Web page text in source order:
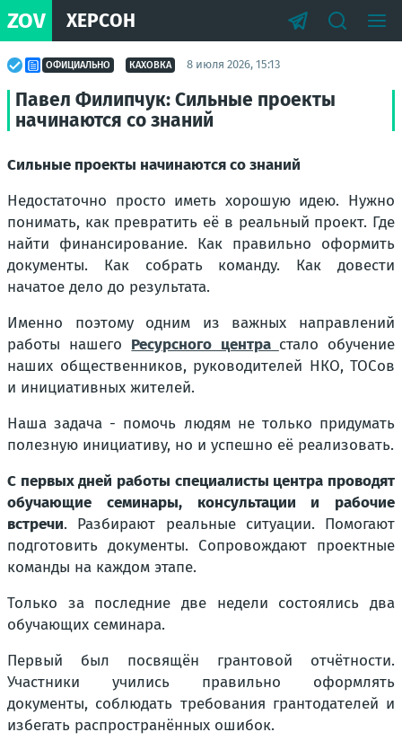
ZOV ХЕРСОН
ОФИЦИАЛЬНО КАХОВКА 8 июля 2026, 15:13
Павел Филипчук: Сильные проекты
начинаются со знаний
Сильные проекты начинаются со знаний
Недостаточно просто иметь хорошую идею. Нужно
понимать, как превратить её в реальный проект. Где
найти финансирование. Как правильно оформить
документы. Как собрать команду. Как довести
начатое дело до результата.
Именно поэтому одним из важных направлений
работы нашего Ресурсного центра стало обучение
наших общественников, руководителей НКО, ТОСов
и инициативных жителей.
Наша задача - помочь людям не только придумать
полезную инициативу, но и успешно её реализовать.
С первых дней работы специалисты центра проводят
обучающие семинары, консультации и рабочие
встречи. Разбирают реальные ситуации. Помогают
подготовить документы. Сопровождают проектные
команды на каждом этапе.
Только за последние две недели состоялись два
обучающих семинара.
Первый был посвящён грантовой отчётности.
Участники учились правильно оформлять
документы, соблюдать требования грантодателей и
избегать распространённых ошибок.